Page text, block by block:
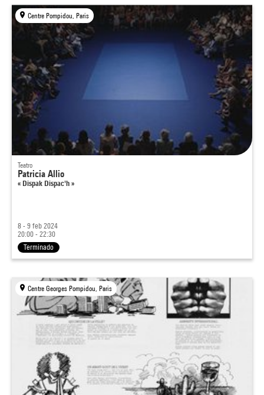
Centre Pompidou, Paris
Teatro
Patricia Allio
« Dispak Dispac'h »
8 - 9 feb 2024
20:00 - 22:30
Terminado
Centre Georges Pompidou, Paris